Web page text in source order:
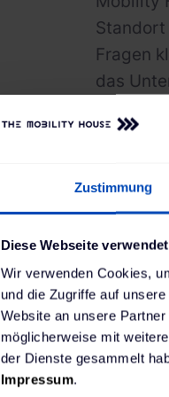
Zustimmung
Diese Webseite
Wir verwenden Cookies,
und die Zugriffe auf
Website an unsere
möglicherweise mit
der Dienste gesammelt
Impressum.
Fragen
das
und an
sich